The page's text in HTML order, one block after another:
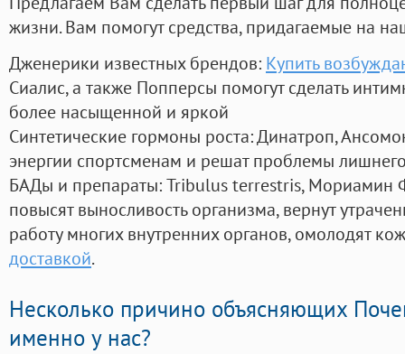
жизни. Вам помогут средства, придагаемые на
Дженерики известных брендов: Купить
Сиалис, а также Попперсы помогут сделать
более насыщенной и яркой
Синтетические гормоны роста: Динатроп,
энергии спортсменам и решат проблемы
БАДы и препараты:Tribulus terrestris, Мориамин
повысят выносливость организма, вернут
работу многих внутренних органов, омолодят
доставкой.
Несколько причино объясняющих
именно у нас?